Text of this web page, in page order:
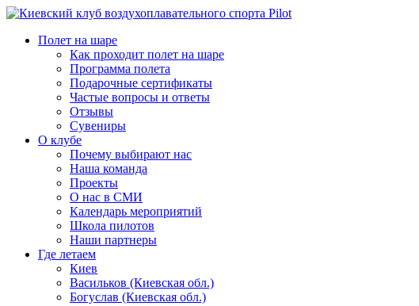
Полет на шаре
Как проходит полет на шаре
Программа полета
Подарочные сертификаты
Частые вопросы и ответы
Отзывы
Сувениры
О клубе
Почему выбирают нас
Наша команда
Проекты
О нас в СМИ
Календарь мероприятий
Школа пилотов
Наши партнеры
Где летаем
Киев
Васильков (Киевская обл.)
Богуслав (Киевская обл.)